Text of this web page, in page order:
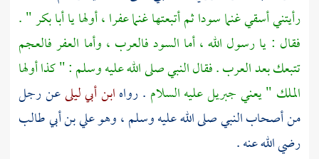
رأيتني أسقي غنما سودا ثم أتبعتها غنما عفرا ، أولها ياأبا بكر" .
فقال : يا رسول الله ، أما السود فالعرب ، وأما العفر فالعجم
تتبعك بعد العرب . فقال النبي صلى الله عليه وسلم : " كذا أولها
الملك " يعنيجبريلعليه السلام . رواهابن أبي ليلىعن رجل
من أصحاب النبي صلى الله عليه وسلم ، وهوعلي بن أبي طالب
رضي الله عنه .